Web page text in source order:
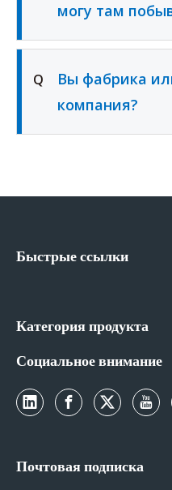
могу там
Q
Вы фабрика
компания?
Быстрые ссылки
Категория продукта
Социальное внимание
Почтовая подписка